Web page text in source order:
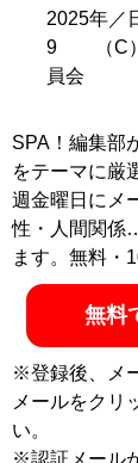
2025年／
9 （C）
員会
SPA！編集部
をテーマに厳
週金曜日にメ
性・人間関係
ます。無料・
無料
※登録後、メ
メールをクリ
い。